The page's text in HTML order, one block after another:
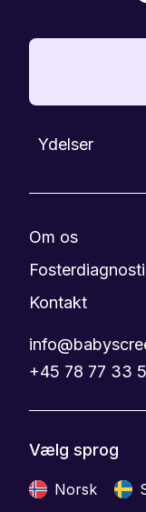
Ydelser
Om os
Kontakt
+45 78 77 33
Vælg sprog
Norsk